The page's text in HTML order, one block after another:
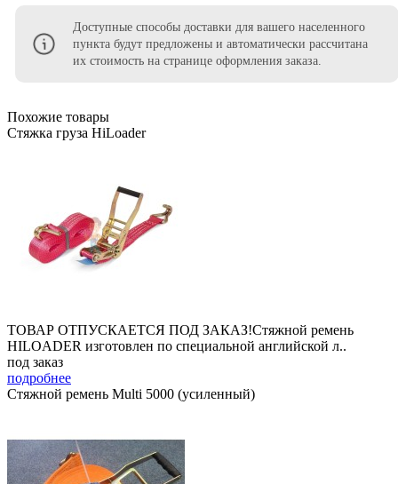
Доступные способы доставки для вашего населенного
пункта будут предложены и автоматически рассчитана
их стоимость на странице оформления заказа.
Похожие товары
Стяжка груза HiLoader
ТОВАР ОТПУСКАЕТСЯ ПОД ЗАКАЗ!Стяжной ремень
HILOADER изготовлен по специальной английской л..
под заказ
подробнее
Стяжной ремень Multi 5000 (усиленный)